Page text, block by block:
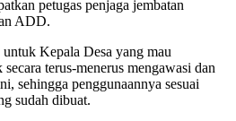
petugas penjaga jembatan
ADD.
Kepala Desa yang mau
terus-menerus mengawasi dan
sehingga penggunaannya sesuai
sudah dibuat.